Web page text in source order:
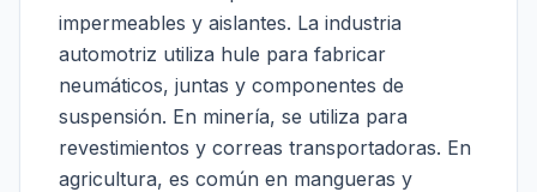
impermeables y aislantes. La industria
automotriz utiliza hule para fabricar
neumáticos, juntas y componentes de
suspensión. En minería, se utiliza para
revestimientos y correas transportadoras. En
agricultura, es común en mangueras y